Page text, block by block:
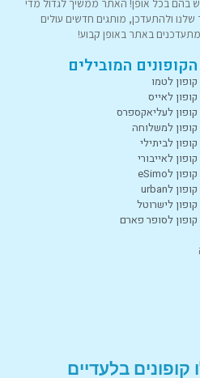
בהם בכל אופן! האתר ממשיך לגדול מדי
שלנו ולהתעדכן, מותגים חדשים עולים
באתר באופן קבוע!
הקופונים המובילים
קופון לטמו
קופון לאייס
קופון לעליאקספרס
קופון למשלוחה
קופון לביתילי
קופון לאייבורי
קופון לeSimo
קופון לurban
קופון לישרוטל
קופון לסופר פארם
קופונים בלעדיים